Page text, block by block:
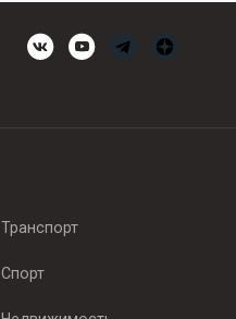
Транспорт
Спорт